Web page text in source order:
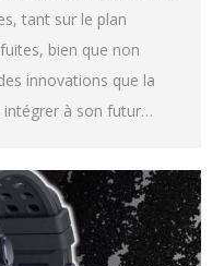
tant sur le plan
bien que non
innovations que la
intégrer à son futur…